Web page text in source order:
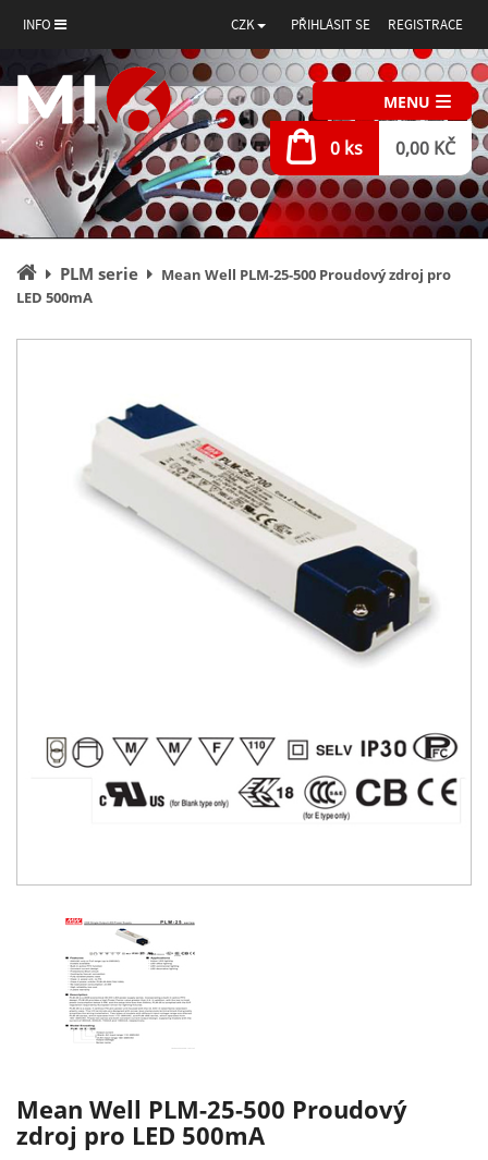
INFO CZK PŘIHLÁSIT SE REGISTRACE
MENU
0 ks 0,00 KČ
Úvodní
stránka
PLM serie
Mean Well PLM-25-500 Proudový zdroj pro
LED 500mA
Mean Well PLM-25-500 Proudový
zdroj pro LED 500mA